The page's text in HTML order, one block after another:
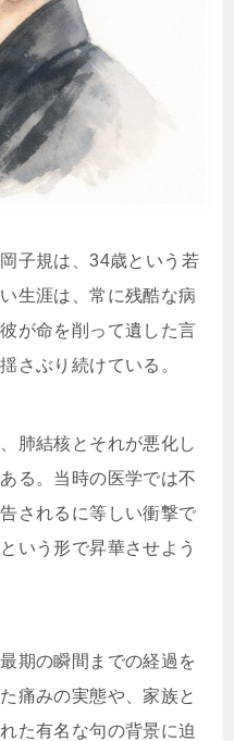
子規は、34歳という若
生涯は、常に残酷な病
が命を削って遺した言
さぶり続けている。
肺結核とそれが悪化し
る。当時の医学では不
されるに等しい衝撃で
いう形で昇華させよう
期の瞬間までの経過を
痛みの実態や、家族と
た有名な句の背景に迫